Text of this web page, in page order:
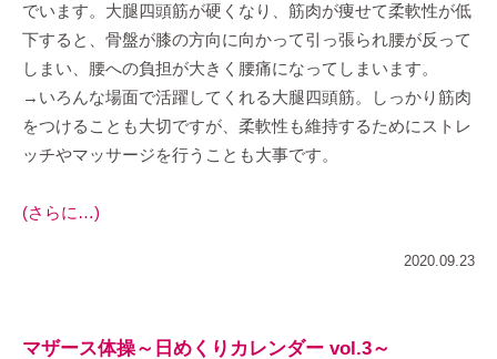
でいます。大腿四頭筋が硬くなり、筋肉が痩せて柔軟性が低
下すると、骨盤が膝の方向に向かって引っ張られ腰が反って
しまい、腰への負担が大きく腰痛になってしまいます。
→いろんな場面で活躍してくれる大腿四頭筋。しっかり筋肉
をつけることも大切ですが、柔軟性も維持するためにストレ
ッチやマッサージを行うことも大事です。
(さらに…)
2020.09.23
マザース体操～日めくりカレンダー vol.3～